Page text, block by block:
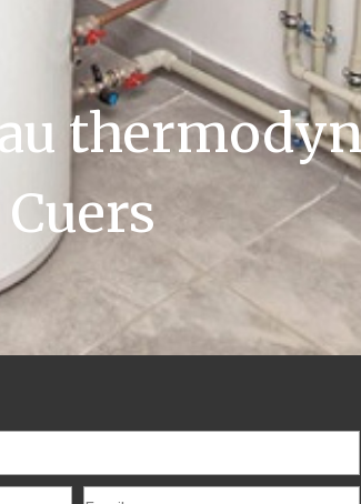
Cuers